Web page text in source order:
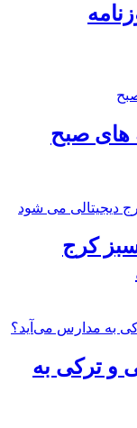
های صبح
کرج
و ترکی به